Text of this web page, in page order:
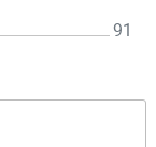
91